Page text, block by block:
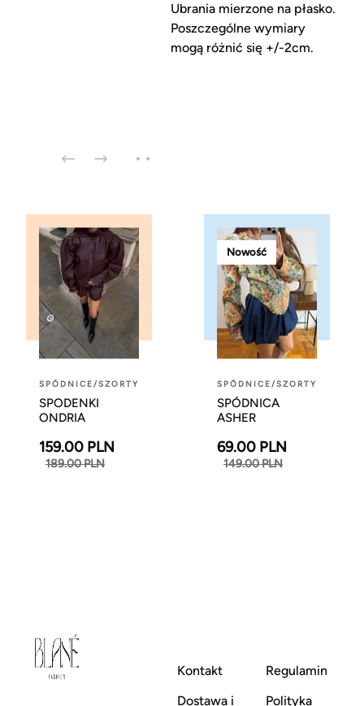
Ubrania mierzone na płasko.
Poszczególne wymiary
mogą różnić się +/-2cm.
SPÓDNICE/SZORTY
SPODENKI
ONDRIA
159.00 PLN
189.00 PLN
Nowość
SPÓDNICE/SZORTY
SPÓDNICA
ASHER
69.00 PLN
149.00 PLN
Kontakt
Dostawa i
Regulamin
Polityka